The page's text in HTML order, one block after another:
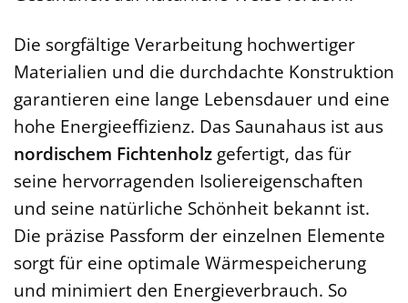
Die sorgfältige Verarbeitung hochwertiger
Materialien und die durchdachte Konstruktion
garantieren eine lange Lebensdauer und eine
hohe Energieeffizienz. Das Saunahaus ist aus
nordischem Fichtenholz gefertigt, das für
seine hervorragenden Isoliereigenschaften
und seine natürliche Schönheit bekannt ist.
Die präzise Passform der einzelnen Elemente
sorgt für eine optimale Wärmespeicherung
und minimiert den Energieverbrauch. So